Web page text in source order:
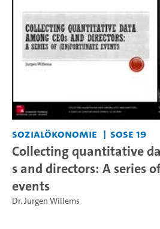
Sozialökonomie SoSe 19
Collecting quantitative
s and directors: A series
events
Dr. Jurgen Willems